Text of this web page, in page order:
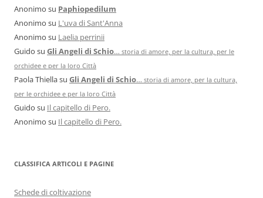
Anonimo su Paphiopedilum
Anonimo su L'uva di Sant'Anna
Anonimo su Laelia perrinii
Guido su Gli Angeli di Schio… storia di amore, per la cultura, per le
orchidee e per la loro Città
Paola Thiellasu Gli Angeli di Schio… storia di amore, per la cultura,
per le orchidee e per la loro Città
Guido su Il capitello di Pero.
Anonimo su Il capitello di Pero.
CLASSIFICA ARTICOLI E PAGINE
Schede di coltivazione